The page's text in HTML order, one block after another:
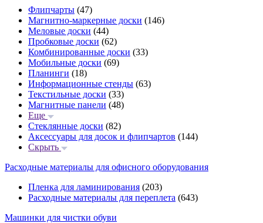
Флипчарты (47)
Магнитно-маркерные доски (146)
Меловые доски (44)
Пробковые доски (62)
Комбинированные доски (33)
Мобильные доски (69)
Планинги (18)
Информационные стенды (63)
Текстильные доски (33)
Магнитные панели (48)
Еще
Стеклянные доски (82)
Аксессуары для досок и флипчартов (144)
Скрыть
Расходные материалы для офисного оборудования
Пленка для ламинирования (203)
Расходные материалы для переплета (643)
Машинки для чистки обуви